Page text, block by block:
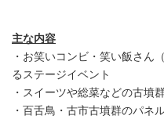
主な内容
・お笑いコンビ・笑い飯さ
るステージイベント
・スイーツや総菜などの古墳
・百舌鳥・古市古墳群のパネ